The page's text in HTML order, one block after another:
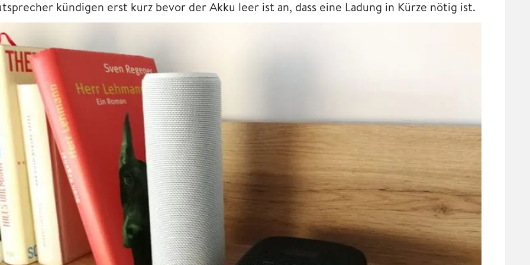
kündigen erst kurz bevor der Akku leer ist an, dass eine Ladung in Kürze nötig ist.